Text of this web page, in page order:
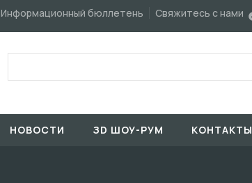
Информационный бюллетень Свяжитесь с нами
HОBOCTИ ЗD ШОУ-РУМ KОНТАКТЫ